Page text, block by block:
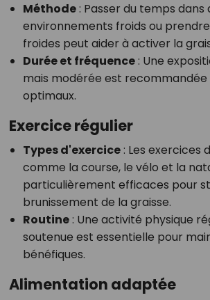
Méthode: Passer du temps dans
environnements froids ou
froides peut aider à activer la
Durée et fréquence: Une
mais modérée est
optimaux.
Exercice régulier
Types d'exercice: Les exercices
comme la course, le vélo et la
particulièrement efficaces pour
brunissement de la graisse.
Routine: Une activité physique
soutenue est essentielle pour
bénéfiques.
Alimentation adaptée